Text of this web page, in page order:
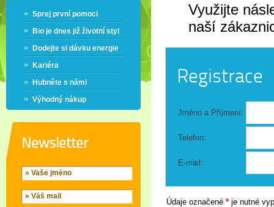
Sprej první pomoci
Bio je dnes již životní styl
Dodejte si dávku energie
Kariéra
Hubněte s námi
Výhodný nákup
Newsletter
Využijte
naší
Registrace
Jméno a Příjmení:
Telefon:
E-mail:
Údaje označené* je nutné